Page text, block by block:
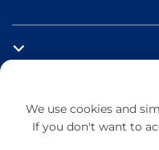
We use cookies and
If you don't want to